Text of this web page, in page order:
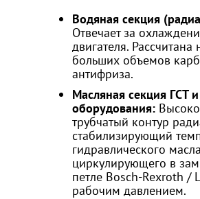
Водяная секция
Отвечает за
двигателя.
больших объемов
антифриза.
Масляная секция ГСТ
оборудования:
трубчатый контур
стабилизирующий
гидравлического
циркулирующего в
петле Bosch-Rexroth /
рабочим давлением.